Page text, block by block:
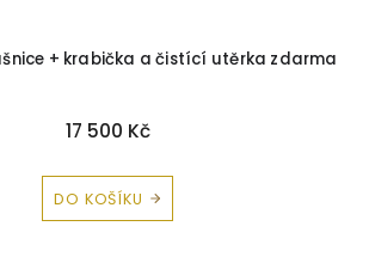
+ krabička a čistící utěrka zdarma
17 500 Kč
DO KOŠÍKU